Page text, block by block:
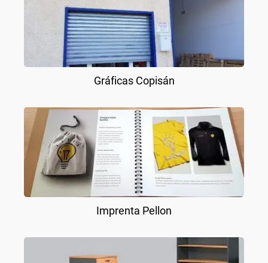
Gráficas Copisán
Imprenta Pellon